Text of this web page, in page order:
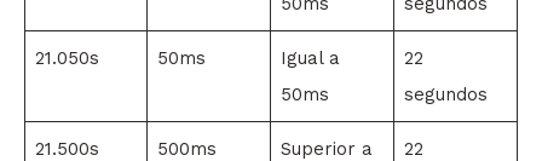
21.050s 50ms
Igual a
50ms
22
segundos
21.500s 500ms
Superior a
22